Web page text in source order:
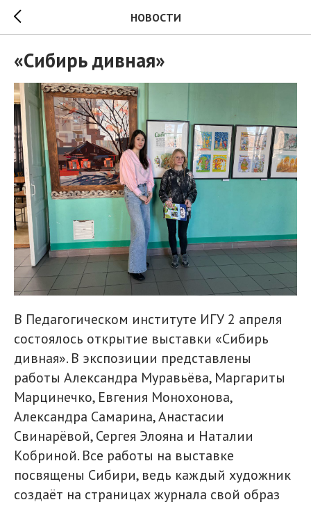
НОВОСТИ
«Сибирь дивная»
В Педагогическом институте ИГУ 2 апреля
состоялось открытие выставки «Сибирь
дивная». В экспозиции представлены
работы Александра Муравьёва, Маргариты
Марцинечко, Евгения Монохонова,
Александра Самарина, Анастасии
Свинарёвой, Сергея Элояна и Наталии
Кобриной. Все работы на выставке
посвящены Сибири, ведь каждый художник
создаёт на страницах журнала свой образ